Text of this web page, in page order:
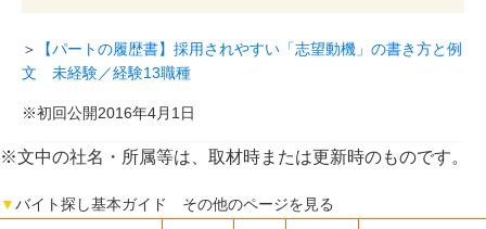
＞
【パートの履歴書】採用されやすい「志望動機」の書き方と例
文 未経験／経験13職種
※初回公開2016年4月1日
※文中の社名・所属等は、取材時または更新時のものです。
▼バイト探し基本ガイド その他のページを見る